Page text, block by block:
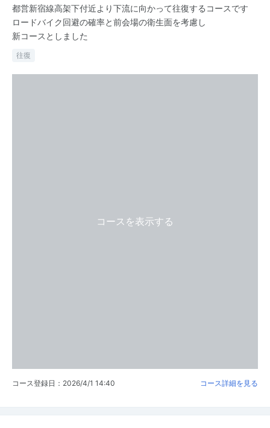
都営新宿線高架下付近より下流に向かって往復するコースです
ロードバイク回避の確率と前会場の衛生面を考慮し
新コースとしました
往復
コースを表示する
コース登録日：2026/4/1 14:40 コース詳細を見る